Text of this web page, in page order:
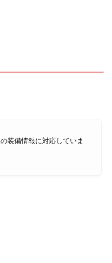
の装備情報に対応していま